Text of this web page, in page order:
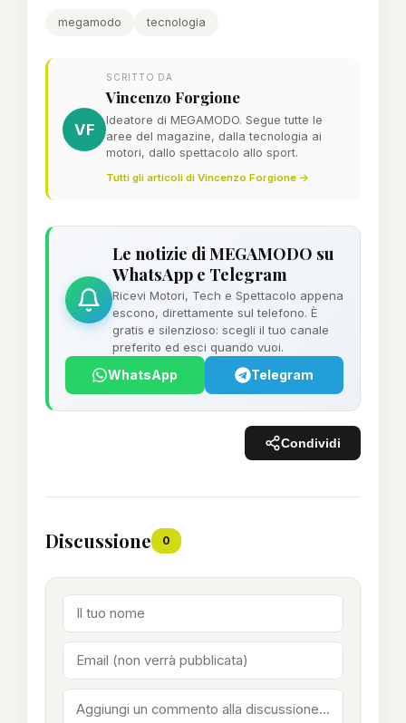
megamodo tecnologia
VF
SCRITTO DA
Vincenzo Forgione
Ideatore di MEGAMODO. Segue tutte le
aree del magazine, dalla tecnologia ai
motori, dallo spettacolo allo sport.
Tutti gli articoli di Vincenzo Forgione →
Le notizie di MEGAMODO su
WhatsApp e Telegram
Ricevi Motori, Tech e Spettacolo appena
escono, direttamente sul telefono. È
gratis e silenzioso: scegli il tuo canale
preferito ed esci quando vuoi.
WhatsApp Telegram
Condividi
Discussione 0